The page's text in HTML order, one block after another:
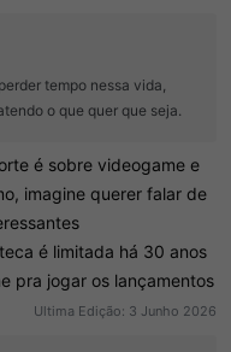
tempo nessa vida,
o que quer que seja.
é sobre videogame e
imagine querer falar de
é limitada há 30 anos
pra jogar os lançamentos
Ultima Edição: 3 Junho 2026